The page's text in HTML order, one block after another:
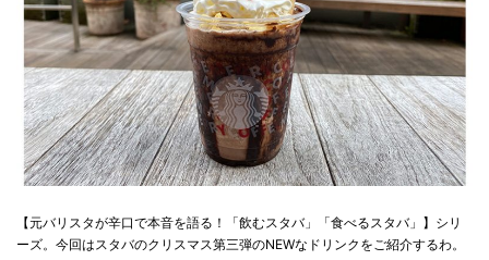
【元バリスタが辛口で本音を語る！「飲むスタバ」「食べるスタバ」】シリ
ーズ。今回はスタバのクリスマス第三弾のNEWなドリンクをご紹介するわ。